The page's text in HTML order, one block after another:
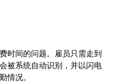
时间的问题。雇员只需走到
被系统自动识别，并以闪电
情况。